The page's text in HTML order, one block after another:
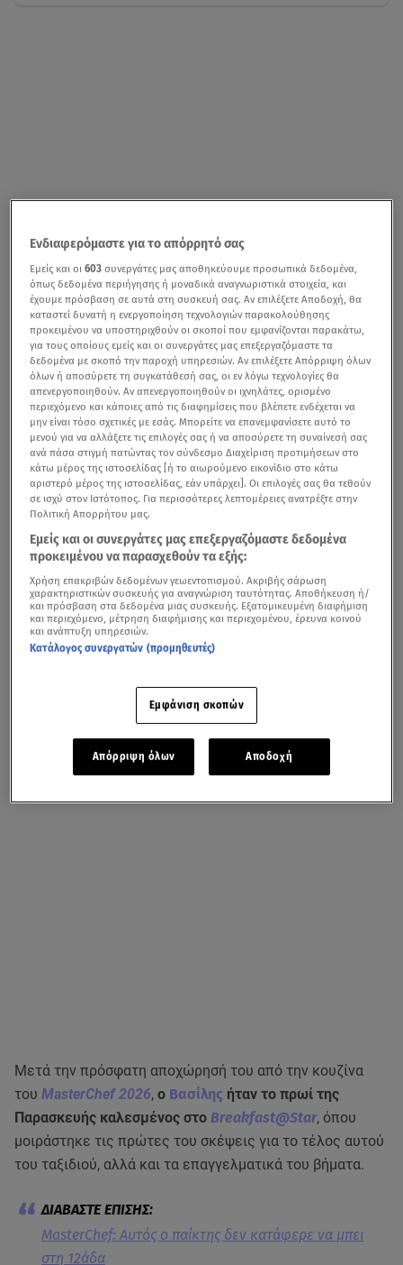
Μετά την πρόσφατη αποχώρησή του από την κουζίνα
του MasterChef 2026, ο Βασίλης ήταν το πρωί της
Παρασκευής καλεσμένος στο Breakfast@Star, όπου
μοιράστηκε τις πρώτες του σκέψεις για το τέλος αυτού
του ταξιδιού, αλλά και τα επαγγελματικά του βήματα.
MasterChef: Αυτός ο παίκτης δεν κατάφερε να μπει
στη 12άδα
Ενδιαφερόμαστε για το απόρρητό σας
Εμείς και οι603 συνεργάτες μας αποθηκεύουμε προσωπικά δεδομένα,
όπως δεδομένα περιήγησης ή μοναδικά αναγνωριστικά στοιχεία, και
έχουμε πρόσβαση σε αυτά στη συσκευή σας. Αν επιλέξετε Αποδοχή, θα
καταστεί δυνατή η ενεργοποίηση τεχνολογιών παρακολούθησης
προκειμένου να υποστηριχθούν οι σκοποί που εμφανίζονται παρακάτω,
για τους οποίους εμείς και οι συνεργάτες μας επεξεργαζόμαστε τα
δεδομένα με σκοπό την παροχή υπηρεσιών. Αν επιλέξετε Απόρριψη όλων
όλων ή αποσύρετε τη συγκατάθεσή σας, οι εν λόγω τεχνολογίες θα
απενεργοποιηθούν. Αν απενεργοποιηθούν οι ιχνηλάτες, ορισμένο
περιεχόμενο και κάποιες από τις διαφημίσεις που βλέπετε ενδέχεται να
μην είναι τόσο σχετικές με εσάς. Μπορείτε να επανεμφανίσετε αυτό το
μενού για να αλλάξετε τις επιλογές σας ή να αποσύρετε τη συναίνεσή σας
ανά πάσα στιγμή πατώντας τον σύνδεσμο Διαχείριση προτιμήσεων στο
κάτω μέρος της ιστοσελίδας [ή το αιωρούμενο εικονίδιο στο κάτω
αριστερό μέρος της ιστοσελίδας, εάν υπάρχει]. Οι επιλογές σας θα τεθούν
σε ισχύ στον Ιστότοπος. Για περισσότερες λεπτομέρειες ανατρέξτε στην
Πολιτική Απορρήτου μας.
Εμείς και οι συνεργάτες μας επεξεργαζόμαστε δεδομένα
προκειμένου να παρασχεθούν τα εξής:
Χρήση επακριβών δεδομένων γεωεντοπισμού. Ακριβής σάρωση
χαρακτηριστικών συσκευής για αναγνώριση ταυτότητας. Αποθήκευση ή/
και πρόσβαση στα δεδομένα μιας συσκευής. Εξατομικευμένη διαφήμιση
και περιεχόμενο, μέτρηση διαφήμισης και περιεχομένου, έρευνα κοινού
και ανάπτυξη υπηρεσιών.
Κατάλογος συνεργατών (προμηθευτές)
Εμφάνιση σκοπών
Απόρριψη όλων Αποδοχή